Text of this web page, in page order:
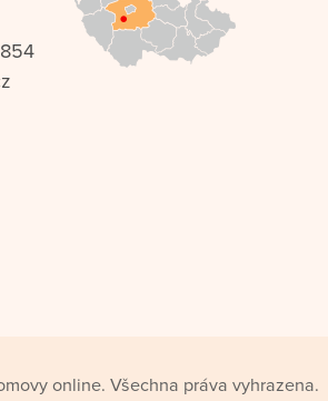
online. Všechna práva vyhrazena.